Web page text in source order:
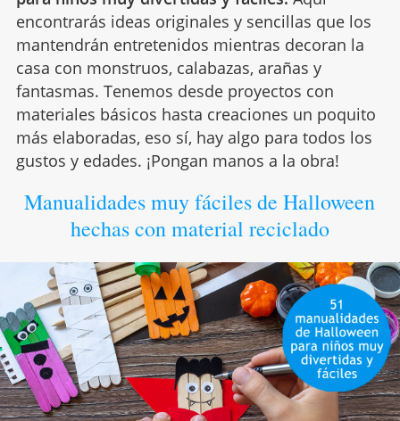
encontrarás ideas originales y sencillas que los
mantendrán entretenidos mientras decoran la
casa con monstruos, calabazas, arañas y
fantasmas. Tenemos desde proyectos con
materiales básicos hasta creaciones un poquito
más elaboradas, eso sí, hay algo para todos los
gustos y edades. ¡Pongan manos a la obra!
Manualidades muy fáciles de Halloween
hechas con material reciclado